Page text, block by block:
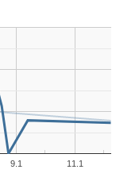
9.1 11.1